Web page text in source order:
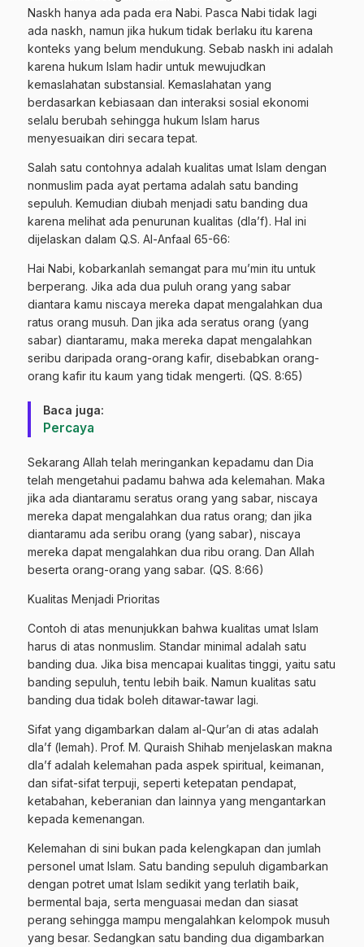
Naskh hanya ada pada era Nabi. Pasca Nabi tidak lagi
ada naskh, namun jika hukum tidak berlaku itu karena
konteks yang belum mendukung. Sebab naskh ini adalah
karena hukum Islam hadir untuk mewujudkan
kemaslahatan substansial. Kemaslahatan yang
berdasarkan kebiasaan dan interaksi sosial ekonomi
selalu berubah sehingga hukum Islam harus
menyesuaikan diri secara tepat.
Salah satu contohnya adalah kualitas umat Islam dengan
nonmuslim pada ayat pertama adalah satu banding
sepuluh. Kemudian diubah menjadi satu banding dua
karena melihat ada penurunan kualitas (dla’f). Hal ini
dijelaskan dalam Q.S. Al-Anfaal 65-66:
Hai Nabi, kobarkanlah semangat para mu’min itu untuk
berperang. Jika ada dua puluh orang yang sabar
diantara kamu niscaya mereka dapat mengalahkan dua
ratus orang musuh. Dan jika ada seratus orang (yang
sabar) diantaramu, maka mereka dapat mengalahkan
seribu daripada orang-orang kafir, disebabkan orang-
orang kafir itu kaum yang tidak mengerti. (QS. 8:65)
Baca juga:
Percaya
Sekarang Allah telah meringankan kepadamu dan Dia
telah mengetahui padamu bahwa ada kelemahan. Maka
jika ada diantaramu seratus orang yang sabar, niscaya
mereka dapat mengalahkan dua ratus orang; dan jika
diantaramu ada seribu orang (yang sabar), niscaya
mereka dapat mengalahkan dua ribu orang. Dan Allah
beserta orang-orang yang sabar. (QS. 8:66)
Kualitas Menjadi Prioritas
Contoh di atas menunjukkan bahwa kualitas umat Islam
harus di atas nonmuslim. Standar minimal adalah satu
banding dua. Jika bisa mencapai kualitas tinggi, yaitu satu
banding sepuluh, tentu lebih baik. Namun kualitas satu
banding dua tidak boleh ditawar-tawar lagi.
Sifat yang digambarkan dalam al-Qur’an di atas adalah
dla’f (lemah). Prof. M. Quraish Shihab menjelaskan makna
dla’f adalah kelemahan pada aspek spiritual, keimanan,
dan sifat-sifat terpuji, seperti ketepatan pendapat,
ketabahan, keberanian dan lainnya yang mengantarkan
kepada kemenangan.
Kelemahan di sini bukan pada kelengkapan dan jumlah
personel umat Islam. Satu banding sepuluh digambarkan
dengan potret umat Islam sedikit yang terlatih baik,
bermental baja, serta menguasai medan dan siasat
perang sehingga mampu mengalahkan kelompok musuh
yang besar. Sedangkan satu banding dua digambarkan